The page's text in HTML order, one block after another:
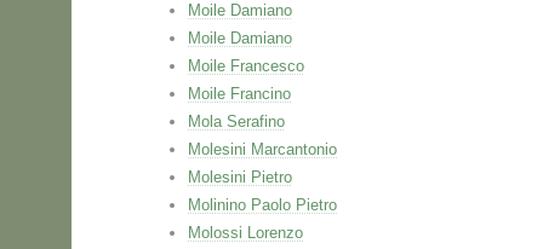
Moile Damiano
Moile Damiano
Moile Francesco
Moile Francino
Mola Serafino
Molesini Marcantonio
Molesini Pietro
Molinino Paolo Pietro
Molossi Lorenzo